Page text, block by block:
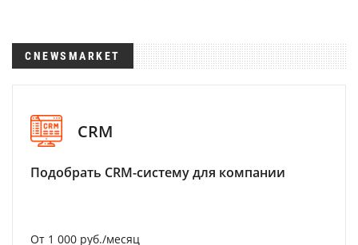
CNEWSMARKET
CRM
Подобрать CRM-систему для компании
От 1 000 руб./месяц